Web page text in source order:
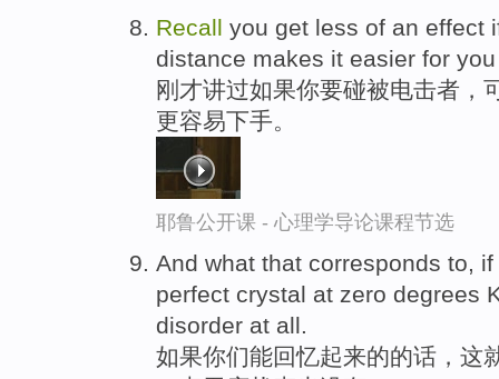
Recall you get less of an effect
distance makes it easier for
刚才讲过如果你要碰被电击者，
更容易下手。
耶鲁公开课 - 心理学导论课程节选
And what that corresponds to,
perfect crystal at zero degrees
disorder at all.
如果你们能回忆起来的的话，这